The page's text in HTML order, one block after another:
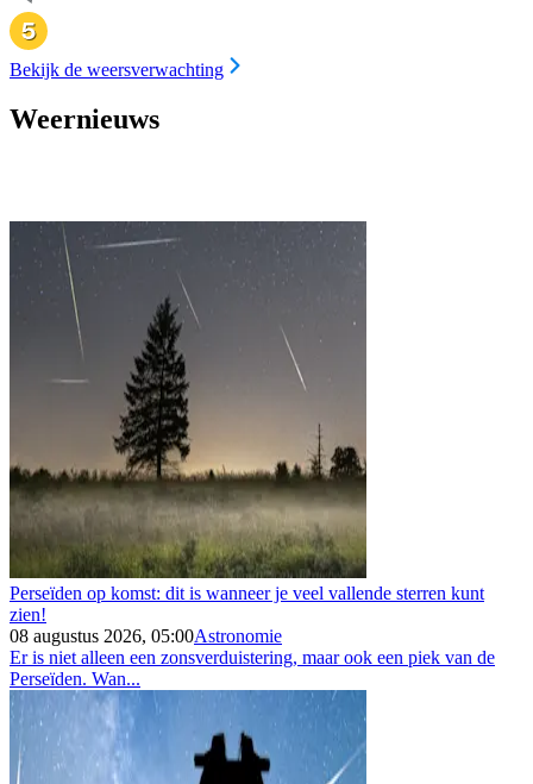
Bekijk de weersverwachting
Weernieuws
Perseïden op komst: dit is wanneer je veel vallende sterren kunt
zien!
08 augustus 2026, 05:00Astronomie
Er is niet alleen een zonsverduistering, maar ook een piek van de
Perseïden. Wan...